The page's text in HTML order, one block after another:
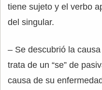
tiene sujeto y el verbo
del singular.
– Se descubrió la
trata de un “se” de
causa de su